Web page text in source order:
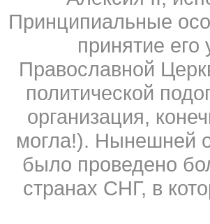
Принципиальные
принятие
Православной
политической
организация,
могла!). Нынешней
было проведено
странах СНГ, в